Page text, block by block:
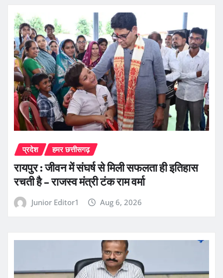
प्रदेश हमर छत्तीसगढ़
रायपुर : जीवन में संघर्ष से मिली सफलता ही इतिहास
रचती है – राजस्व मंत्री टंक राम वर्मा
Junior Editor1 Aug 6, 2026